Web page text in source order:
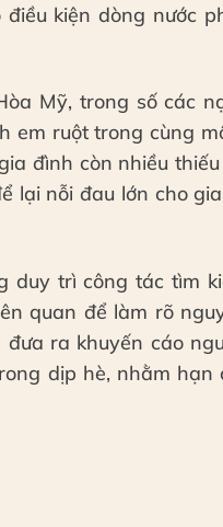
kiện dòng nước
Mỹ, trong số các
em ruột trong cùng
đình còn nhiều
lại nỗi đau lớn cho
duy trì công tác tìm
quan để làm rõ
ra khuyến cáo
dịp hè, nhằm hạn